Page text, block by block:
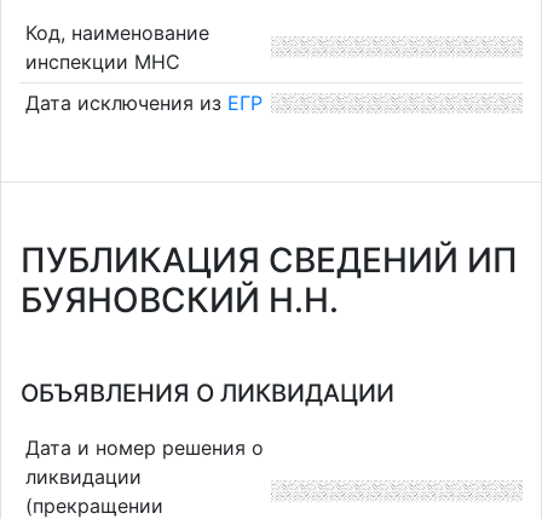
Код, наименование
инспекции МНС
Дата исключения из ЕГР
ПУБЛИКАЦИЯ СВЕДЕНИЙ ИП
БУЯНОВСКИЙ Н.Н.
ОБЪЯВЛЕНИЯ О ЛИКВИДАЦИИ
Дата и номер решения о
ликвидации
(прекращении